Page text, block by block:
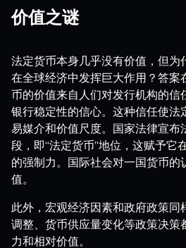
价值之谜
法定货币本身几乎没有价值，但为
在全球经济中发挥巨大作用？答案
币的价值来自人们对发行机构的信
银行稳定性的信心。这种信任使法
易媒介和价值尺度。国家法律宣布
段，即“法定货币”地位，这赋予它
的强制力。国际社会对一国货币的
值。
此外，宏观经济因素和政府政策同
调整、货币供应量变化等政策决策
力和相对价值。